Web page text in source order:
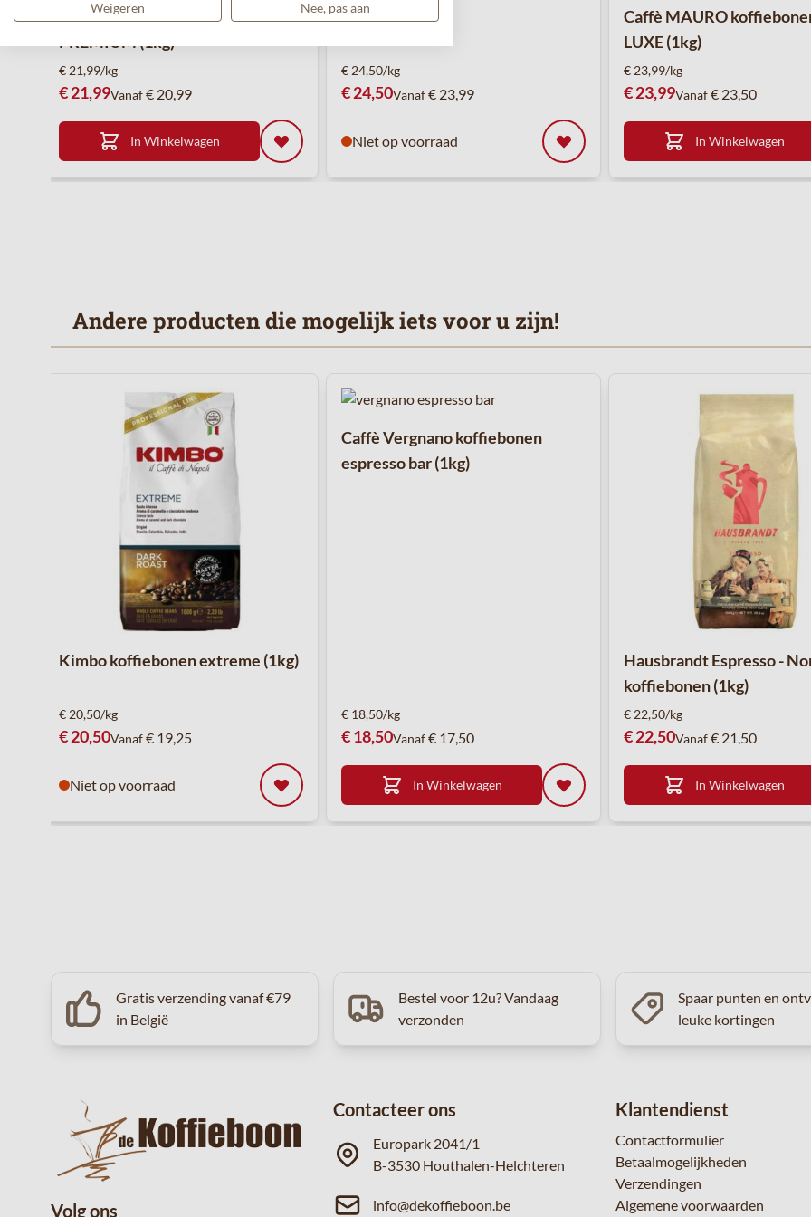
Caffè MAURO koffiebonen
PREMIUM (1kg)
€ 21,99/kg
€ 21,99Vanaf€ 20,99
In Winkelwagen
€ 24,50/kg
€ 24,50Vanaf€ 23,99
Niet op voorraad
Caffè MAURO
LUXE (1kg)
€ 23,99/kg
€ 23,99Vanaf€ 23,50
In Winkelwagen
Andere producten die mogelijk iets voor u zijn!
Kimbo koffiebonen extreme (1kg)
€ 20,50/kg
€ 20,50Vanaf€ 19,25
Niet op voorraad
Caffè Vergnano koffiebonen
espresso bar (1kg)
€ 18,50/kg
€ 18,50Vanaf€ 17,50
In Winkelwagen
Hausbrandt Espresso -
koffiebonen (1kg)
€ 22,50/kg
€ 22,50Vanaf€ 21,50
In Winkelwagen
Gratis verzending vanaf €79
in België
Bestel voor 12u? Vandaag
verzonden
Spaar punten en
leuke kortingen
Volg ons
Contacteer ons
Europark 2041/1
B-3530 Houthalen-Helchteren
info@dekoffieboon.be
Klantendienst
Contactformulier
Betaalmogelijkheden
Verzendingen
Algemene voorwaarden
Weigeren Nee, pas aan